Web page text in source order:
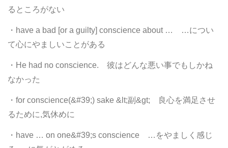
るところがない
・have a bad [or a guilty] conscience about … …につい
て心にやましいことがある
・He had no conscience. 彼はどんな悪い事でもしかね
なかった
・for conscience(&#39;) sake &lt;副&gt; 良心を満足させ
るために,気休めに
・have … on one&#39;s conscience …をやましく感じ